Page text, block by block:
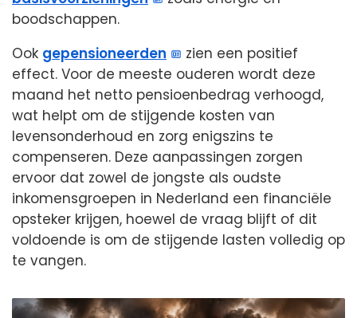
boodschappen.
Ook gepensioneerden
zien een positief
effect. Voor de meeste ouderen wordt deze
maand het netto pensioenbedrag verhoogd,
wat helpt om de stijgende kosten van
levensonderhoud en zorg enigszins te
compenseren. Deze aanpassingen zorgen
ervoor dat zowel de jongste als oudste
inkomensgroepen in Nederland een financiële
opsteker krijgen, hoewel de vraag blijft of dit
voldoende is om de stijgende lasten volledig op
te vangen.